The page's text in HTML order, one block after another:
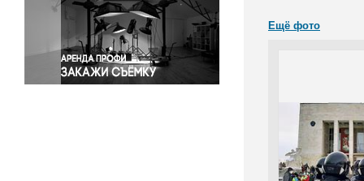
Спорт
Экология
Экономика и бизнес
Ещё фото